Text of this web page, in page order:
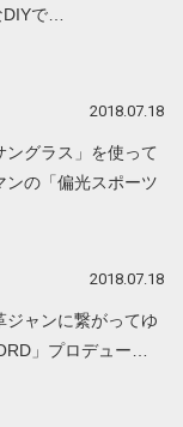
で…
2018.07.18
ングラス」を使って
ンの「偏光スポーツ
2018.07.18
ジャンに繋がってゆ
」プロデュー…